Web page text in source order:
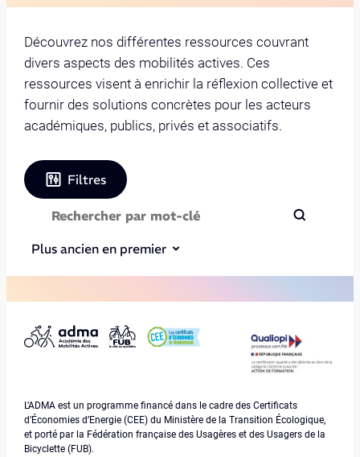
Découvrez nos différentes ressources couvrant
divers aspects des mobilités actives. Ces
ressources visent à enrichir la réflexion collective et
fournir des solutions concrètes pour les acteurs
académiques, publics, privés et associatifs.
Filtres
Plus ancien en premier
L’ADMA est un programme financé dans le cadre des Certificats
d’Économies d’Energie (CEE) du Ministère de la Transition Écologique,
et porté par la Fédération française des Usagères et des Usagers de la
Bicyclette (FUB).